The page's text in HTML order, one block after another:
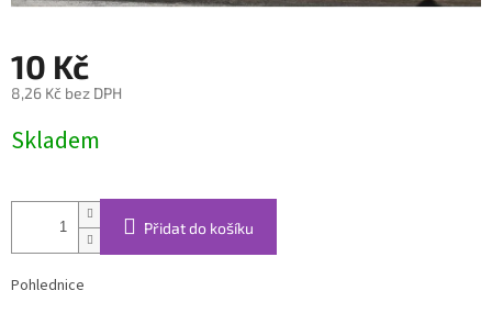
10 Kč
8,26 Kč bez DPH
cena:
Skladem
Přidat do košíku
Pohlednice